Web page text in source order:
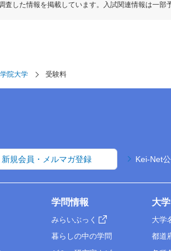
査した情報を掲載しています。入試関連情報は一
院大学 受験料
新規会員・メルマガ登録 Kei-Net
学問情報
みらいぶっく
暮らしの中の学問
大
大学
都道